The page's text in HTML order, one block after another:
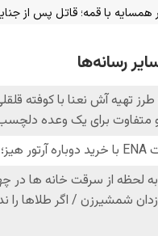
همسایه با قمه؛ قاتل پس از